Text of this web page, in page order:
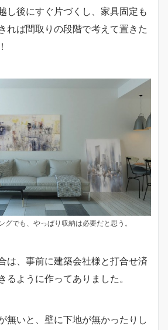
し後にすぐ片づくし、家具固定も
れば間取りの段階で考えて置きた
グでも、やっぱり収納は必要だと思う。
は、事前に建築会社様と打合せ済
るように作ってありました。
無いと、壁に下地が無かったりし